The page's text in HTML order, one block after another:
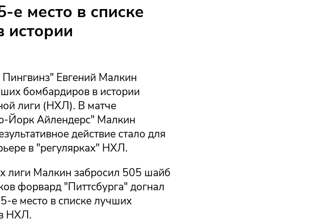
е место в списке
Евгений Малкин
бомбардиров в истории
лиги (НХЛ). В матче
Йорк Айлендерс" Малкин
действие стало для
в "регулярках" НХЛ.
лиги Малкин забросил 505 шайб
форвард "Питтсбурга" догнал
е место в списке лучших
НХЛ.